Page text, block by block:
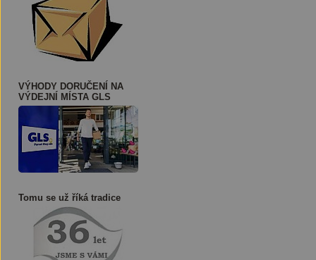
VÝHODY DORUČENÍ NA
VÝDEJNÍ MÍSTA GLS
Tomu se už říká tradice